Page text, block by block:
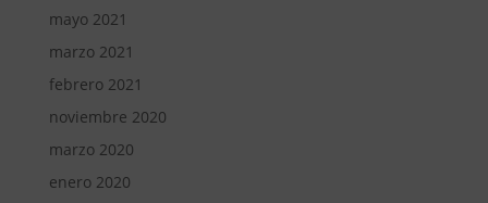
mayo 2021
marzo 2021
febrero 2021
noviembre 2020
marzo 2020
enero 2020